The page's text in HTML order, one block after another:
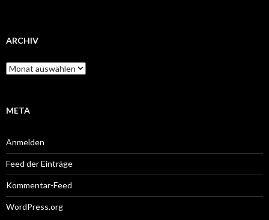
ARCHIV
Archiv
META
Anmelden
Feed der Einträge
Kommentar-Feed
WordPress.org